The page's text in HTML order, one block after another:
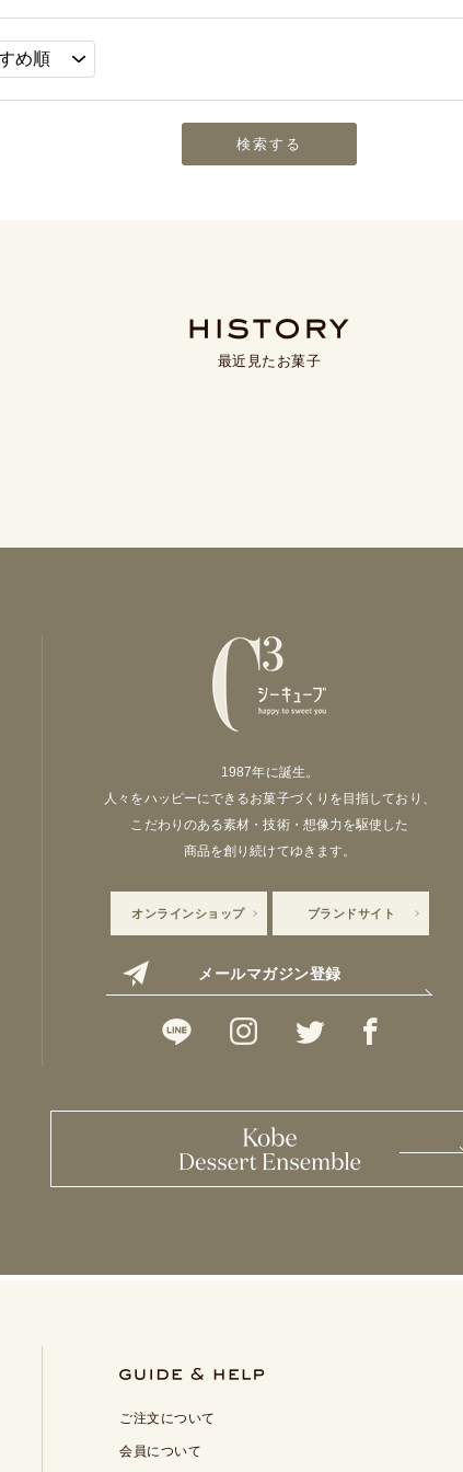
最近見たお菓子
1987年に誕生。
人々をハッピーにできるお菓子づくりを目指しており、
こだわりのある素材・技術・想像力を駆使した
商品を創り続けてゆきます。
オンラインショップ ブランドサイト
メールマガジン登録
ご注文について
会員について